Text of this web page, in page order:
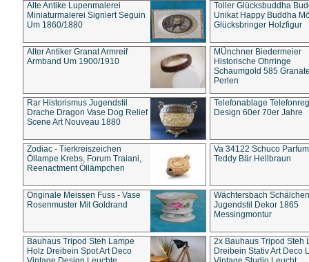
Alte Antike Lupenmalerei
Miniaturmalerei Signiert Seguin
Um 1860/1880
Toller Glücksbuddha
Unikat Happy Buddha
Glücksbringer Holzfigur
Alter Antiker Granat Armreif
Armband Um 1900/1910
MÜnchner Biedermeier
Historische Ohrringe
Schaumgold 585
Perlen
Rar Historismus Jugendstil
Drache Dragon Vase Dog Relief
Scene Art Nouveau 1880
Telefonablage
Design 60er 70er Jahre
Zodiac - Tierkreiszeichen
Öllampe Krebs, Forum Traiani,
Reenactment Öllämpchen
Va 34122 Schuco
Teddy Bär Hellbraun
Originale Meissen Fuss - Vase
Rosenmuster Mit Goldrand
Wächtersbach Schälchen
Jugendstil Dekor 1865
Messingmontur
Bauhaus Tripod Steh Lampe
Holz Dreibein Spot Art Deco
2x Bauhaus Tripod Steh
Dreibein Stativ Art Deco